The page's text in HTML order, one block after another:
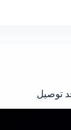
توصيل